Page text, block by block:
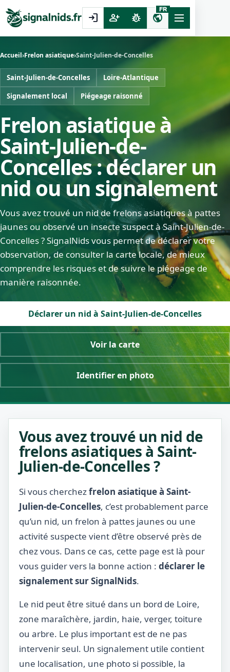
login person_add pest_control public
FR
Accueil›Frelon asiatique›Saint-Julien-de-Concelles
Saint-Julien-de-Concelles
Loire-Atlantique
Signalement local
Piégeage raisonné
Frelon asiatique à
Saint-Julien-de-
Concelles : déclarer un
nid ou un signalement
Vous avez trouvé un nid de frelons asiatiques à pattes
jaunes ou observé un insecte suspect à Saint-Julien-de-
Concelles ? SignalNids vous permet de déclarer votre
observation, de consulter la carte locale, de mieux
comprendre les risques et de suivre le piégeage de
manière raisonnée.
Déclarer un nid à Saint-Julien-de-Concelles
Voir la carte
Identifier en photo
Vous avez trouvé un nid de
frelons asiatiques à Saint-
Julien-de-Concelles ?
Si vous cherchezfrelon asiatique à Saint-
Julien-de-Concelles, c’est probablement parce
qu’un nid, un frelon à pattes jaunes ou une
activité suspecte vient d’être observé près de
chez vous. Dans ce cas, cette page est là pour
vous guider vers la bonne action : déclarer le
signalement sur SignalNids.
Le nid peut être situé dans un bord de Loire,
zone maraîchère, jardin, haie, verger, toiture
ou arbre. Le plus important est de ne pas
intervenir seul. Un signalement utile contient
une localisation, une photo si possible, la